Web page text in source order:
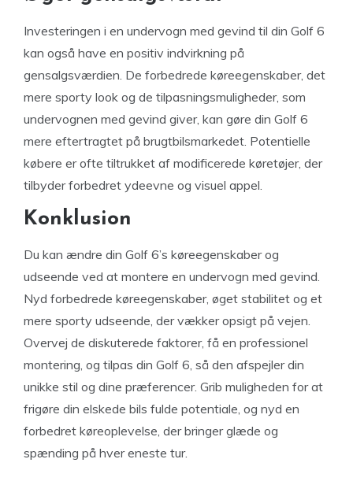
Investeringen i en undervogn med gevind til din Golf 6
kan også have en positiv indvirkning på
gensalgsværdien. De forbedrede køreegenskaber, det
mere sporty look og de tilpasningsmuligheder, som
undervognen med gevind giver, kan gøre din Golf 6
mere eftertragtet på brugtbilsmarkedet. Potentielle
købere er ofte tiltrukket af modificerede køretøjer, der
tilbyder forbedret ydeevne og visuel appel.
Konklusion
Du kan ændre din Golf 6’s køreegenskaber og
udseende ved at montere en undervogn med gevind.
Nyd forbedrede køreegenskaber, øget stabilitet og et
mere sporty udseende, der vækker opsigt på vejen.
Overvej de diskuterede faktorer, få en professionel
montering, og tilpas din Golf 6, så den afspejler din
unikke stil og dine præferencer. Grib muligheden for at
frigøre din elskede bils fulde potentiale, og nyd en
forbedret køreoplevelse, der bringer glæde og
spænding på hver eneste tur.